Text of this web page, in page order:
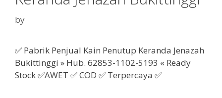
by
✅ Pabrik Penjual Kain Penutup Keranda Jenazah
Bukittinggi » Hub. 62853-1102-5193 « Ready
Stock ✅AWET ✅ COD ✅ Terpercaya ✅